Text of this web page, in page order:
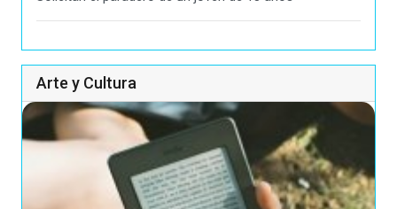
Arte y Cultura